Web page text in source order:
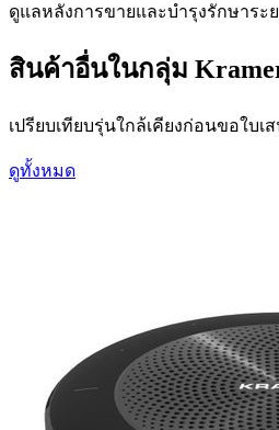
ดูแลหลังการขายและบำรุงรักษาระ
สินค้าอื่นในกลุ่ม
เปรียบเทียบรุ่นใกล้เคียงก่อนขอใบเ
ดูทั้งหมด